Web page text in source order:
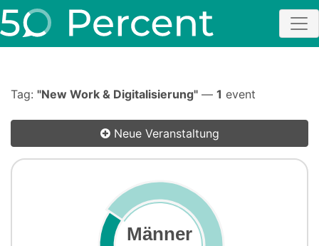
Tag: "New Work & Digitalisierung" — 1 event
Neue Veranstaltung
Männer